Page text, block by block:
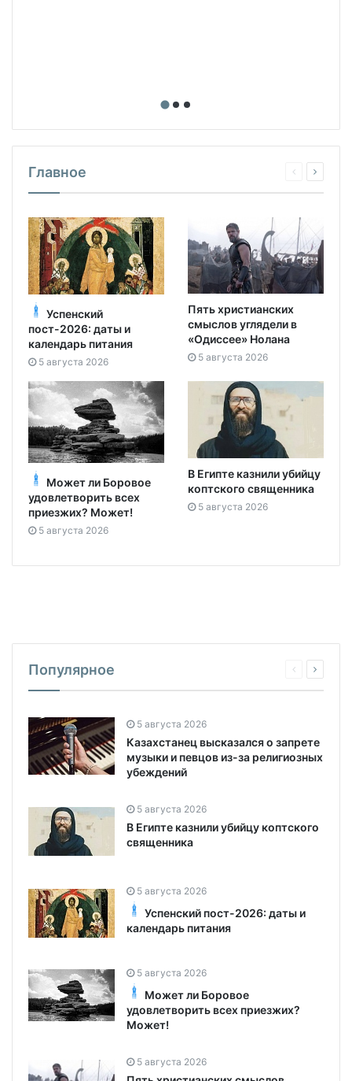
Главное
Успенский
пост-2026: даты и
календарь питания
5 августа 2026
Пять христианских
смыслов углядели в
«Одиссее» Нолана
5 августа 2026
Может ли Боровое
удовлетворить всех
приезжих? Может!
5 августа 2026
В Египте казнили убийцу
коптского священника
5 августа 2026
Популярное
5 августа 2026
Казахстанец высказался о запрете
музыки и певцов из-за религиозных
убеждений
5 августа 2026
В Египте казнили убийцу коптского
священника
5 августа 2026
Успенский пост-2026: даты и
календарь питания
5 августа 2026
Может ли Боровое
удовлетворить всех приезжих?
Может!
5 августа 2026